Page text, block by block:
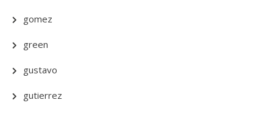
gomez
green
gustavo
gutierrez